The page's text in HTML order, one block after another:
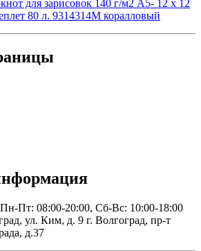
для зарисовок 140 г/м2 A5- 12 х 12
80 л. 9314314M коралловый
Пн-Пт: 08:00-20:00, Сб-Вс: 10:00-18:00
ул. Ким, д. 9 г. Волгоград, пр-т
д.37